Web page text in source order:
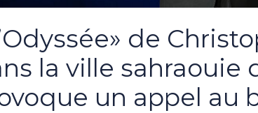
de
la ville sahraouie
un appel au